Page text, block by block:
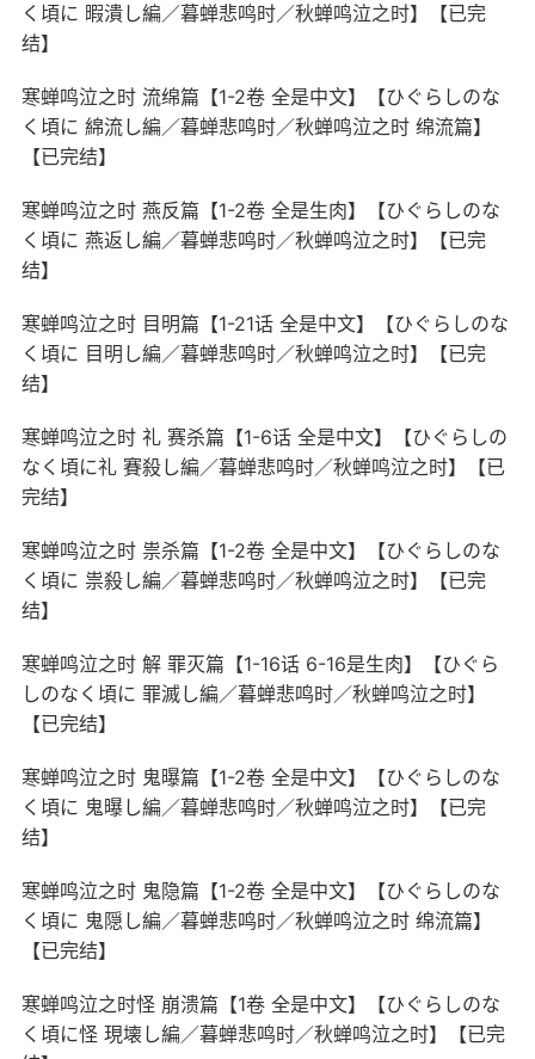
く頃に 暇潰し編／暮蝉悲鸣时／秋蝉鸣泣之时】【已完
结】
寒蝉鸣泣之时 流绵篇【1-2卷 全是中文】【ひぐらしのな
く頃に 綿流し編／暮蝉悲鸣时／秋蝉鸣泣之时 绵流篇】
【已完结】
寒蝉鸣泣之时 燕反篇【1-2卷 全是生肉】【ひぐらしのな
く頃に 燕返し編／暮蝉悲鸣时／秋蝉鸣泣之时】【已完
结】
寒蝉鸣泣之时 目明篇【1-21话 全是中文】【ひぐらしのな
く頃に 目明し編／暮蝉悲鸣时／秋蝉鸣泣之时】【已完
结】
寒蝉鸣泣之时 礼 赛杀篇【1-6话 全是中文】【ひぐらしの
なく頃に礼 賽殺し編／暮蝉悲鸣时／秋蝉鸣泣之时】【已
完结】
寒蝉鸣泣之时 祟杀篇【1-2卷 全是中文】【ひぐらしのな
く頃に 祟殺し編／暮蝉悲鸣时／秋蝉鸣泣之时】【已完
结】
寒蝉鸣泣之时 解 罪灭篇【1-16话 6-16是生肉】【ひぐら
しのなく頃に 罪滅し編／暮蝉悲鸣时／秋蝉鸣泣之时】
【已完结】
寒蝉鸣泣之时 鬼曝篇【1-2卷 全是中文】【ひぐらしのな
く頃に 鬼曝し編／暮蝉悲鸣时／秋蝉鸣泣之时】【已完
结】
寒蝉鸣泣之时 鬼隐篇【1-2卷 全是中文】【ひぐらしのな
く頃に 鬼隠し編／暮蝉悲鸣时／秋蝉鸣泣之时 绵流篇】
【已完结】
寒蝉鸣泣之时怪 崩溃篇【1卷 全是中文】【ひぐらしのな
く頃に怪 現壊し編／暮蝉悲鸣时／秋蝉鸣泣之时】【已完